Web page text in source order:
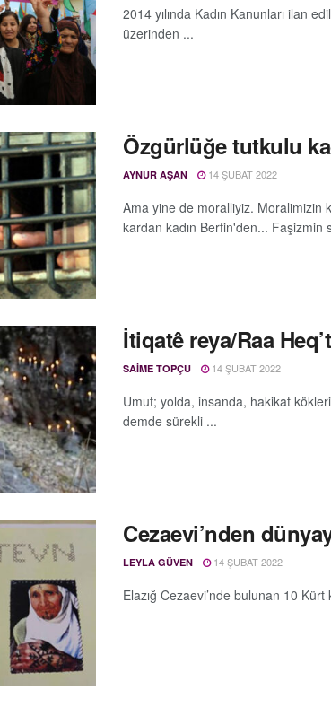
2014 yılında Kadın Kanunları ilan
üzerinden ...
Özgürlüğe tutkulu
AYNUR AŞAN 14 ŞUBAT 2022
Ama yine de moralliyiz. Moralimizin
kardan kadın Berfin'den... Faşizmin
İtiqatê reya/Raa
SAIME TOPÇU 14 ŞUBAT 2022
Umut; yolda, insanda, hakikat
demde sürekli ...
Cezaevi’nden
LEYLA GÜVEN 14 ŞUBAT 2022
Elazığ Cezaevi’nde bulunan 10